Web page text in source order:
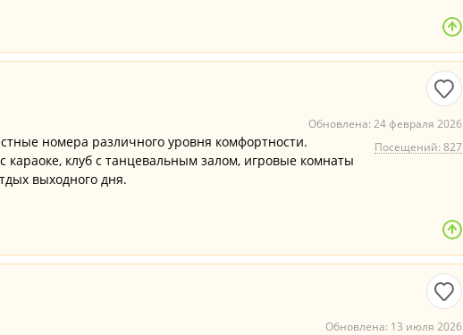
Обновлена: 24 февраля 2026
Посещений: 827
номера различного уровня комфортности.
караоке, клуб с танцевальным залом, игровые комнаты
выходного дня.
Обновлена: 13 июля 2026